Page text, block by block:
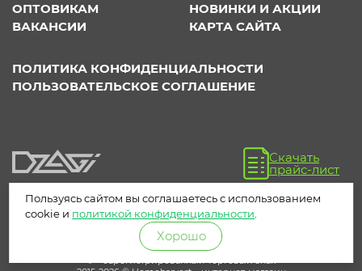
ОПТОВИКАМ
НОВИНКИ И АКЦИИ
ВАКАНСИИ
КАРТА САЙТА
ПОЛИТИКА КОНФИДЕНЦИАЛЬНОСТИ
ПОЛЬЗОВАТЕЛЬСКОЕ СОГЛАШЕНИЕ
Скачать
прайс-лист
® – зарегистрированный торговый знак
Пользуясь сайтом вы соглашаетесь с использованием
cookie и политикой конфиденциальности
Хорошо